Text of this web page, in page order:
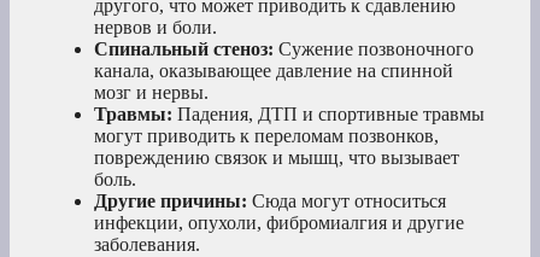
другого, что может приводить к сдавлению
нервов и боли.
Спинальный стеноз: Сужение позвоночного
канала, оказывающее давление на спинной
мозг и нервы.
Травмы: Падения, ДТП и спортивные травмы
могут приводить к переломам позвонков,
повреждению связок и мышц, что вызывает
боль.
Другие причины: Сюда могут относиться
инфекции, опухоли, фибромиалгия и другие
заболевания.